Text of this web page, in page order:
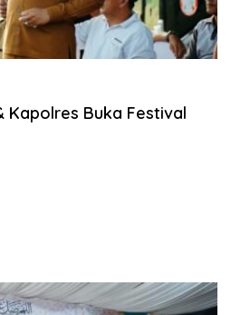
Kapolres Buka Festival